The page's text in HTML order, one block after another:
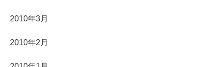
2010年3月
2010年2月